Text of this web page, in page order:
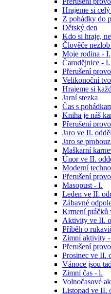
Hrajeme si
Z pohádky do
Dětský den
Kdo si hraje,
Člověče nezlob
Moje rodina - I.
Čarodějnice - I.
Přerušení
Velikonoční
Hrajeme si
Jarní stezka
Čas s
Kniha je náš
Přerušení
Jaro ve II.
Jaro se
Maškarní
Únor ve II.
Moderní
Přerušení
Masopust - I.
Leden ve II.
Zábavné
Krmení ptáčků
Aktivity ve II.
Příběh o
Zimní aktivity
Přerušení
Prosinec ve II.
Vánoce jsou
Zimní čas - l.
Volnočasové
Listopad ve II.